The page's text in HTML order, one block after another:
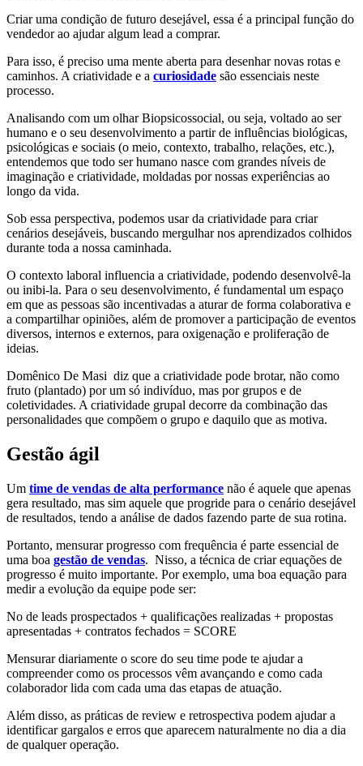
Criar uma condição de futuro desejável, essa é a principal função do
vendedor ao ajudar algum lead a comprar.
Para isso, é preciso uma mente aberta para desenhar novas rotas e
caminhos. A criatividade e a curiosidade são essenciais neste
processo.
Analisando com um olhar Biopsicossocial, ou seja, voltado ao ser
humano e o seu desenvolvimento a partir de influências biológicas,
psicológicas e sociais (o meio, contexto, trabalho, relações, etc.),
entendemos que todo ser humano nasce com grandes níveis de
imaginação e criatividade, moldadas por nossas experiências ao
longo da vida.
Sob essa perspectiva, podemos usar da criatividade para criar
cenários desejáveis, buscando mergulhar nos aprendizados colhidos
durante toda a nossa caminhada.
O contexto laboral influencia a criatividade, podendo desenvolvê-la
ou inibi-la. Para o seu desenvolvimento, é fundamental um espaço
em que as pessoas são incentivadas a aturar de forma colaborativa e
a compartilhar opiniões, além de promover a participação de eventos
diversos, internos e externos, para oxigenação e proliferação de
ideias.
Domênico De Masi diz que a criatividade pode brotar, não como
fruto (plantado) por um só indivíduo, mas por grupos e de
coletividades. A criatividade grupal decorre da combinação das
personalidades que compõem o grupo e daquilo que as motiva.
Gestão ágil
Um time de vendas de alta performance não é aquele que apenas
gera resultado, mas sim aquele que progride para o cenário desejável
de resultados, tendo a análise de dados fazendo parte de sua rotina.
Portanto, mensurar progresso com frequência é parte essencial de
uma boa gestão de vendas. Nisso, a técnica de criar equações de
progresso é muito importante. Por exemplo, uma boa equação para
medir a evolução da equipe pode ser:
No de leads prospectados + qualificações realizadas + propostas
apresentadas + contratos fechados = SCORE
Mensurar diariamente o score do seu time pode te ajudar a
compreender como os processos vêm avançando e como cada
colaborador lida com cada uma das etapas de atuação.
Além disso, as práticas de review e retrospectiva podem ajudar a
identificar gargalos e erros que aparecem naturalmente no dia a dia
de qualquer operação.